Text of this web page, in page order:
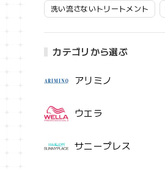
洗い流さないトリートメント
カテゴリから選ぶ
アリミノ
ウエラ
サニープレス